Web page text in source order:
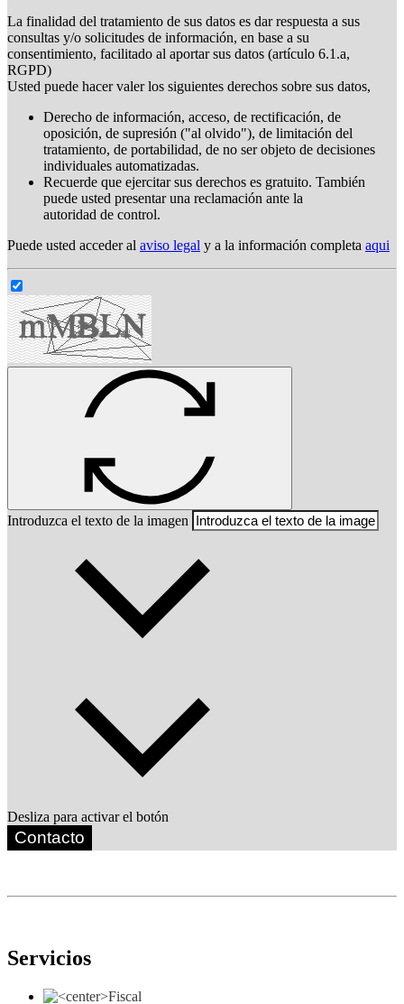
La finalidad del tratamiento de sus datos es dar respuesta a sus
consultas y/o solicitudes de información, en base a su
consentimiento, facilitado al aportar sus datos (artículo 6.1.a,
RGPD)
Usted puede hacer valer los siguientes derechos sobre sus datos,
Derecho de información, acceso, de rectificación, de
oposición, de supresión ("al olvido"), de limitación del
tratamiento, de portabilidad, de no ser objeto de decisiones
individuales automatizadas.
Recuerde que ejercitar sus derechos es gratuito. También
puede usted presentar una reclamación ante la
autoridad de control.
Puede usted acceder al aviso legal y a la información completa aqui
Introduzca el texto de la imagen
Desliza para activar el botón
Contacto
Servicios